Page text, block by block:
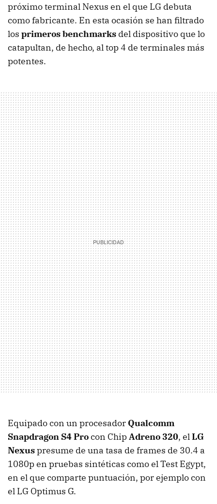
próximo terminal Nexus en el que LG debuta
como fabricante. En esta ocasión se han filtrado
los primeros benchmarks del dispositivo que lo
catapultan, de hecho, al top 4 de terminales más
potentes.
Equipado con un procesador Qualcomm
Snapdragon S4 Procon ChipAdreno 320, elLG
Nexuspresume de una tasa de frames de 30.4 a
1080p en pruebas sintéticas como el Test Egypt,
en el que comparte puntuación, por ejemplo con
el LG Optimus G.